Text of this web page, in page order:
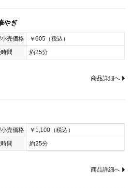
やぎ
売価格
￥605（税込）
間
約25分
商品詳細へ
売価格
￥1,100（税込）
間
約25分
商品詳細へ